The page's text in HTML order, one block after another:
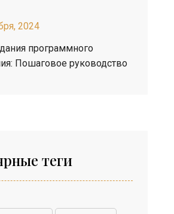
2024
программного
Пошаговое руководство
теги